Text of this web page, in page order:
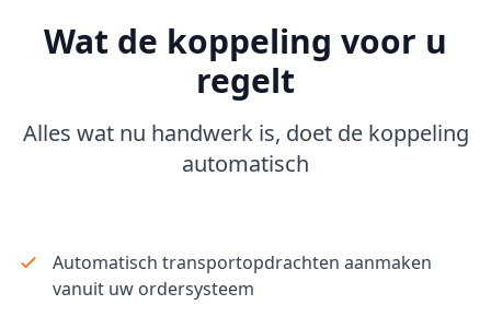
Wat de koppeling voor u
regelt
Alles wat nu handwerk is, doet de koppeling
automatisch
Automatisch transportopdrachten aanmaken
vanuit uw ordersysteem